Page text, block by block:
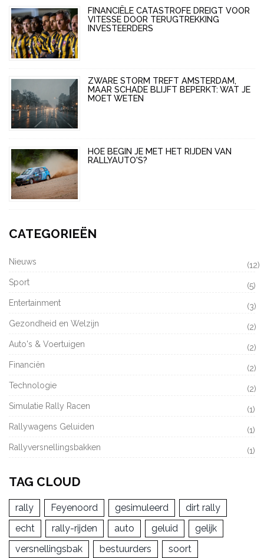
FINANCIËLE CATASTROFE DREIGT VOOR
VITESSE DOOR TERUGTREKKING
INVESTEERDERS
ZWARE STORM TREFT AMSTERDAM,
MAAR SCHADE BLIJFT BEPERKT: WAT JE
MOET WETEN
HOE BEGIN JE MET HET RIJDEN VAN
RALLYAUTO'S?
CATEGORIEËN
Nieuws
(12)
Sport
(5)
Entertainment
(3)
Gezondheid en Welzijn
(2)
Auto's & Voertuigen
(2)
Financiën
(2)
Technologie
(2)
Simulatie Rally Racen
(1)
Rallywagens Geluiden
(1)
Rallyversnellingsbakken
(1)
TAG CLOUD
rally Feyenoord gesimuleerd
dirt rally
echt
rally-rijden auto geluid
gelijk
versnellingsbak
bestuurders soort